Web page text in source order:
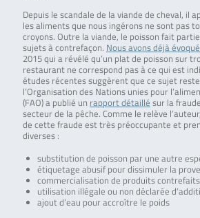
Depuis le scandale de la viande de cheval, il
les aliments que nous ingérons ne sont pas
croyons. Outre la viande, le poisson fait
sujets à contrefaçon. Nous avons déjà évoqué
2015 qui a révélé qu’un plat de poisson sur
restaurant ne correspond pas à ce qui est
études récentes suggèrent que ce sujet
l’Organisation des Nations unies pour
(FAO) a publié un rapport détaillé sur la
secteur de la pêche. Comme le relève
de cette fraude est très préoccupante et
diverses :
substitution de poisson par une autre
étiquetage abusif pour dissimuler la
commercialisation de produits contrefaits
utilisation illégale ou non déclarée
ajout d’eau pour accroître le poids